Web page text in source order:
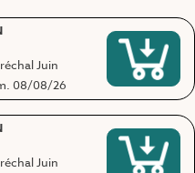
Juin
08/08/26
Juin